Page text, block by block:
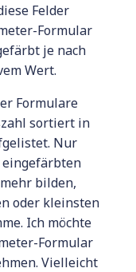
Felder
Formular
je nach
Wert.
Formulare
sortiert in
Nur
eingefärbten
bilden,
oder kleinsten
Ich möchte
Formular
Vielleicht